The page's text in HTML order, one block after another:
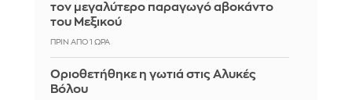
τον μεγαλύτερο παραγωγό αβοκάντο
του Μεξικού
ΠΡΙΝ ΑΠΌ 1 ΏΡΑ
Οριοθετήθηκε η γωτιά στις Αλυκές
Βόλου